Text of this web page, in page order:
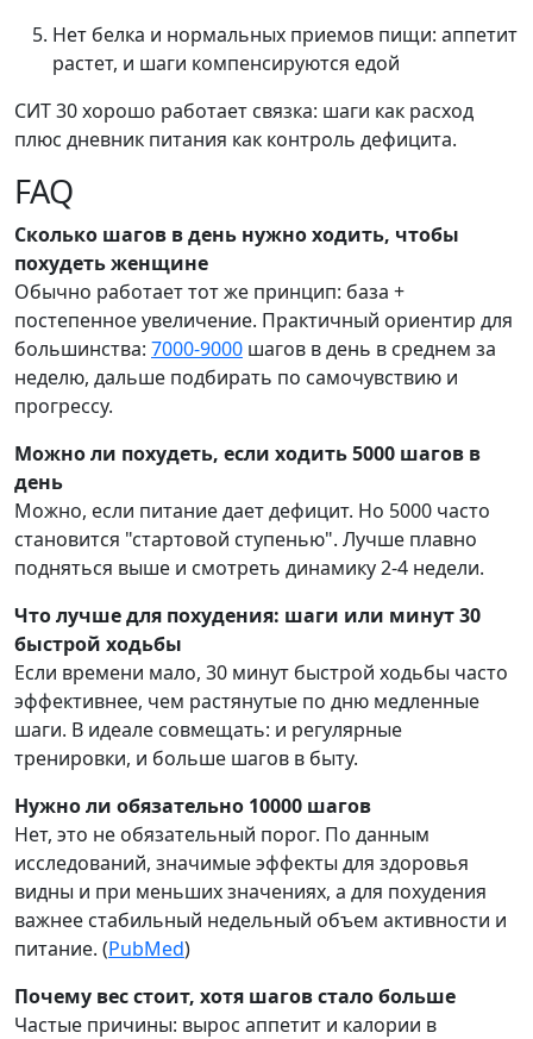
Нет белка и нормальных приемов пищи: аппетит
растет, и шаги компенсируются едой
СИТ 30 хорошо работает связка: шаги как расход
плюс дневник питания как контроль дефицита.
FAQ
Сколько шагов в день нужно ходить, чтобы
похудеть женщине
Обычно работает тот же принцип: база +
постепенное увеличение. Практичный ориентир для
большинства: 7000-9000 шагов в день в среднем за
неделю, дальше подбирать по самочувствию и
прогрессу.
Можно ли похудеть, если ходить 5000 шагов в
день
Можно, если питание дает дефицит. Но 5000 часто
становится "стартовой ступенью". Лучше плавно
подняться выше и смотреть динамику 2-4 недели.
Что лучше для похудения: шаги или минут 30
быстрой ходьбы
Если времени мало, 30 минут быстрой ходьбы часто
эффективнее, чем растянутые по дню медленные
шаги. В идеале совмещать: и регулярные
тренировки, и больше шагов в быту.
Нужно ли обязательно 10000 шагов
Нет, это не обязательный порог. По данным
исследований, значимые эффекты для здоровья
видны и при меньших значениях, а для похудения
важнее стабильный недельный объем активности и
питание. (PubMed)
Почему вес стоит, хотя шагов стало больше
Частые причины: вырос аппетит и калории в